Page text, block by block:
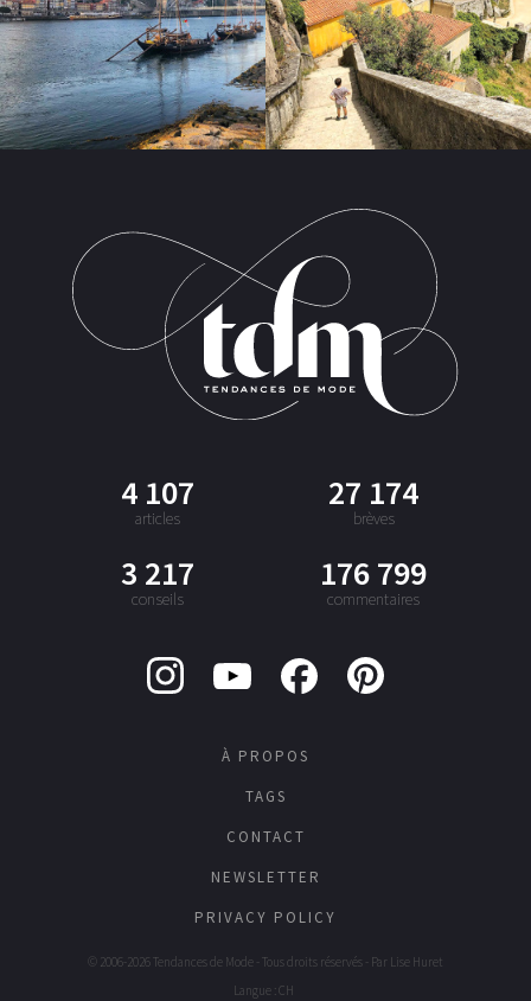
4 107
articles
27 174
brèves
3 217
conseils
176 799
commentaires
À PROPOS
TAGS
CONTACT
NEWSLETTER
PRIVACY POLICY
© 2006-2026 Tendances de Mode - Tous droits réservés - Par Lise Huret
Langue : CH